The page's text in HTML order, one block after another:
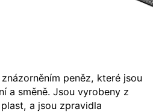
peněz, které jsou
a směně. Jsou vyrobeny z
a jsou zpravidla